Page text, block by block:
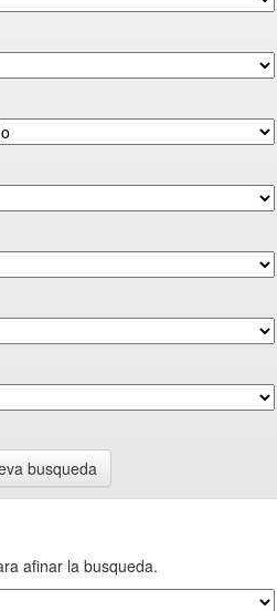
busqueda
afinar la busqueda.